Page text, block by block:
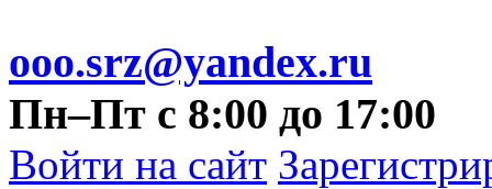
ooo.srz@yandex.ru
Пн–Пт с 8:00 до 17:00
Войти на сайт